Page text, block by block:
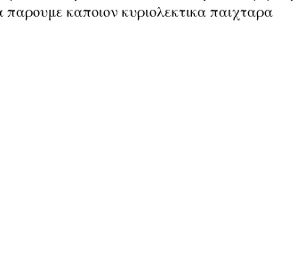
καποιον κυριολεκτικα παιχταρα